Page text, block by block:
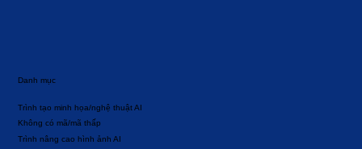
Danh mục
Không có mã/mã thấp
Trình nâng cao hình ảnh AI
Trình tạo minh họa/nghệ thuật AI